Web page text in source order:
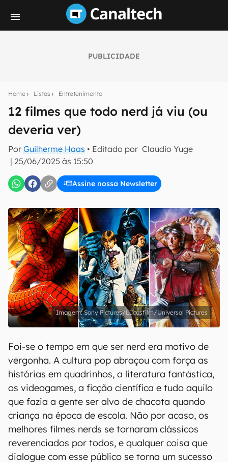
PUBLICIDADE
Home Listas Entretenimento
12 filmes que todo nerd já viu (ou
deveria ver)
Por Guilherme Haas • Editado por Claudio Yuge
| 25/06/2025 às 15:50
Assine nossa Newsletter
notícias e reviews sobre tecnologia em primeira
mão.
E-mail
Uso e Política de Privacidade do Canaltech.
Sony Pictures/Lucasfilm/Universal Pictures
Foi-se o tempo em que ser nerd era motivo de
vergonha. A cultura pop abraçou com força as
histórias em quadrinhos, a literatura fantástica,
os videogames, a ficção científica e tudo aquilo
que fazia a gente ser alvo de chacota quando
criança na época de escola. Não por acaso, os
melhores filmes nerds se tornaram clássicos
reverenciados por todos, e qualquer coisa que
dialogue com esse público se torna um sucesso